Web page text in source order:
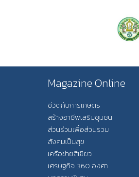
Magazine Online
ชีวิตกับการเกษตร
สร้างอาชีพเสริมชุมชน
ส่วนร่วมเพื่อส่วนรวม
สังคมเป็นสุข
เครือข่ายสีเขียว
เศรษฐกิจ 360 องศา